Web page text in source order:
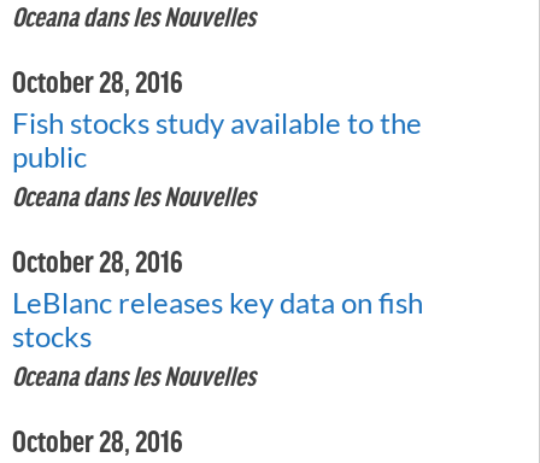
Oceana dans les Nouvelles
October 28, 2016
Fish stocks study available to the
public
Oceana dans les Nouvelles
October 28, 2016
LeBlanc releases key data on fish
stocks
Oceana dans les Nouvelles
October 28, 2016